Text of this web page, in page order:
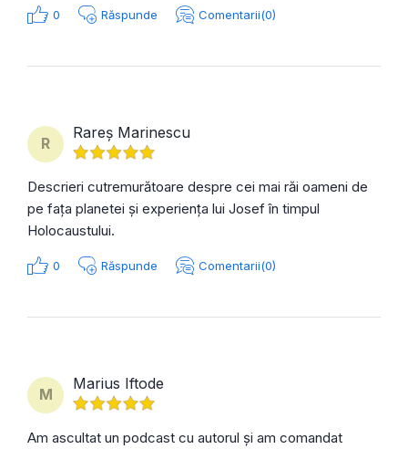
0 Răspunde Comentarii(0)
R
Rareș Marinescu
Descrieri cutremurătoare despre cei mai răi oameni de
pe fața planetei și experiența lui Josef în timpul
Holocaustului.
0 Răspunde Comentarii(0)
M
Marius Iftode
Am ascultat un podcast cu autorul și am comandat